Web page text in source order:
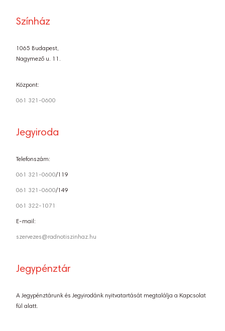
Színház
1065 Budapest,
Nagymező u. 11.
Központ:
061 321-0600
Jegyiroda
Telefonszám:
061 321-0600/119
061 321-0600/149
061 322-1071
E-mail:
szervezes@radnotiszinhaz.hu
Jegypénztár
A Jegypénztárunk és Jegyirodánk nyitvatartását megtalálja a Kapcsolat
fül alatt.